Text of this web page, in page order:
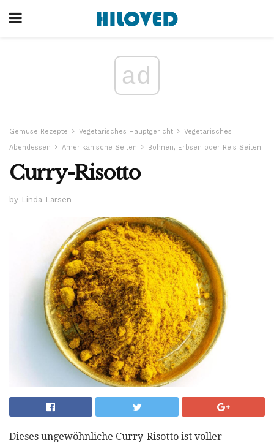
ad
Gemüse Rezepte Vegetarisches Hauptgericht
Vegetarisches
Abendessen
Amerikanische Seiten Bohnen, Erbsen oder Reis Seiten
Curry-Risotto
by Linda Larsen
Dieses ungewöhnliche Curry-Risotto ist voller